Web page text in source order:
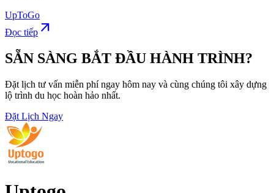
UpToGo
Đọc tiếp arrow_outward
SẴN SÀNG BẮT ĐẦU HÀNH TRÌNH?
Đặt lịch tư vấn miễn phí ngay hôm nay và cùng chúng tôi xây dựng
lộ trình du học hoàn hảo nhất.
Đặt Lịch Ngay